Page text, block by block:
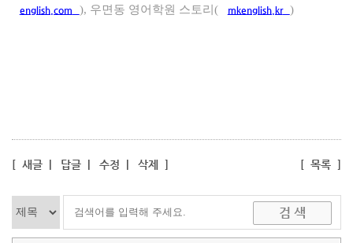
english.com
), 우면동 영어학원 스토리( mkenglish.kr )
[ 새글| 답글| 수정 삭제 ] [ 목록]